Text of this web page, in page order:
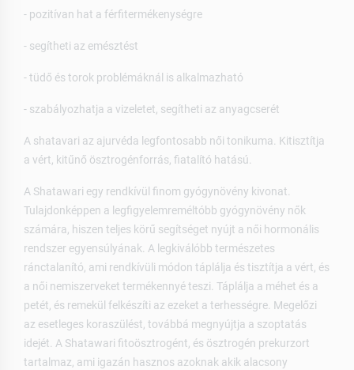
- pozitívan hat a férfitermékenységre
- segítheti az emésztést
- tüdő és torok problémáknál is alkalmazható
- szabályozhatja a vizeletet, segítheti az anyagcserét
A shatavari az ajurvéda legfontosabb női tonikuma. Kitisztítja
a vért, kitűnő ösztrogénforrás, fiatalító hatású.
A Shatawari egy rendkívül finom gyógynövény kivonat.
Tulajdonképpen a legfigyelemreméltóbb gyógynövény nők
számára, hiszen teljes körű segítséget nyújt a női hormonális
rendszer egyensúlyának. A legkiválóbb természetes
ránctalanító, ami rendkívüli módon táplálja és tisztítja a vért, és
a női nemiszerveket termékennyé teszi. Táplálja a méhet és a
petét, és remekül felkészíti az ezeket a terhességre. Megelőzi
az esetleges koraszülést, továbbá megnyújtja a szoptatás
idejét. A Shatawari fitoösztrogént, és ösztrogén prekurzort
tartalmaz, ami igazán hasznos azoknak akik alacsony